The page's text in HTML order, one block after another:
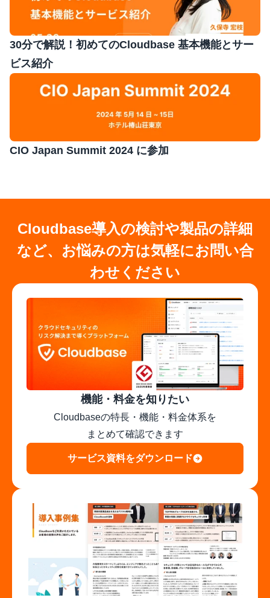
30分で解説！初めてのCloudbase 基本機能とサー
ビス紹介
CIO Japan Summit 2024 に参加
Cloudbase導入の検討や製品の詳細
など、お悩みの方は気軽にお問い合
わせください
機能・料金を知りたい
Cloudbaseの特長・機能・料金体系を
まとめて確認できます
サービス資料をダウンロード